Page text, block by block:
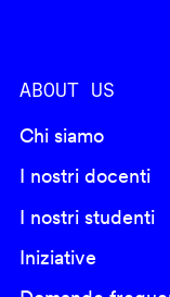
ABOUT US
Chi siamo
I nostri docenti
I nostri studenti
Iniziative